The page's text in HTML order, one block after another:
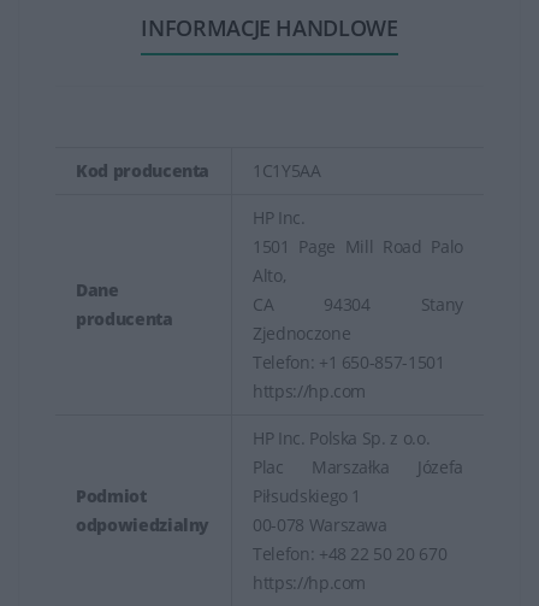
INFORMACJE HANDLOWE
Kod producenta 1C1Y5AA
Dane
producenta
HP Inc.
1501 Page Mill Road Palo
Alto,
CA 94304 Stany
Zjednoczone
Telefon: +1 650-857-1501
https://hp.com
Podmiot
odpowiedzialny
HP Inc. Polska Sp. z o.o.
Plac Marszałka Józefa
Piłsudskiego 1
00-078 Warszawa
Telefon: +48 22 50 20 670
https://hp.com